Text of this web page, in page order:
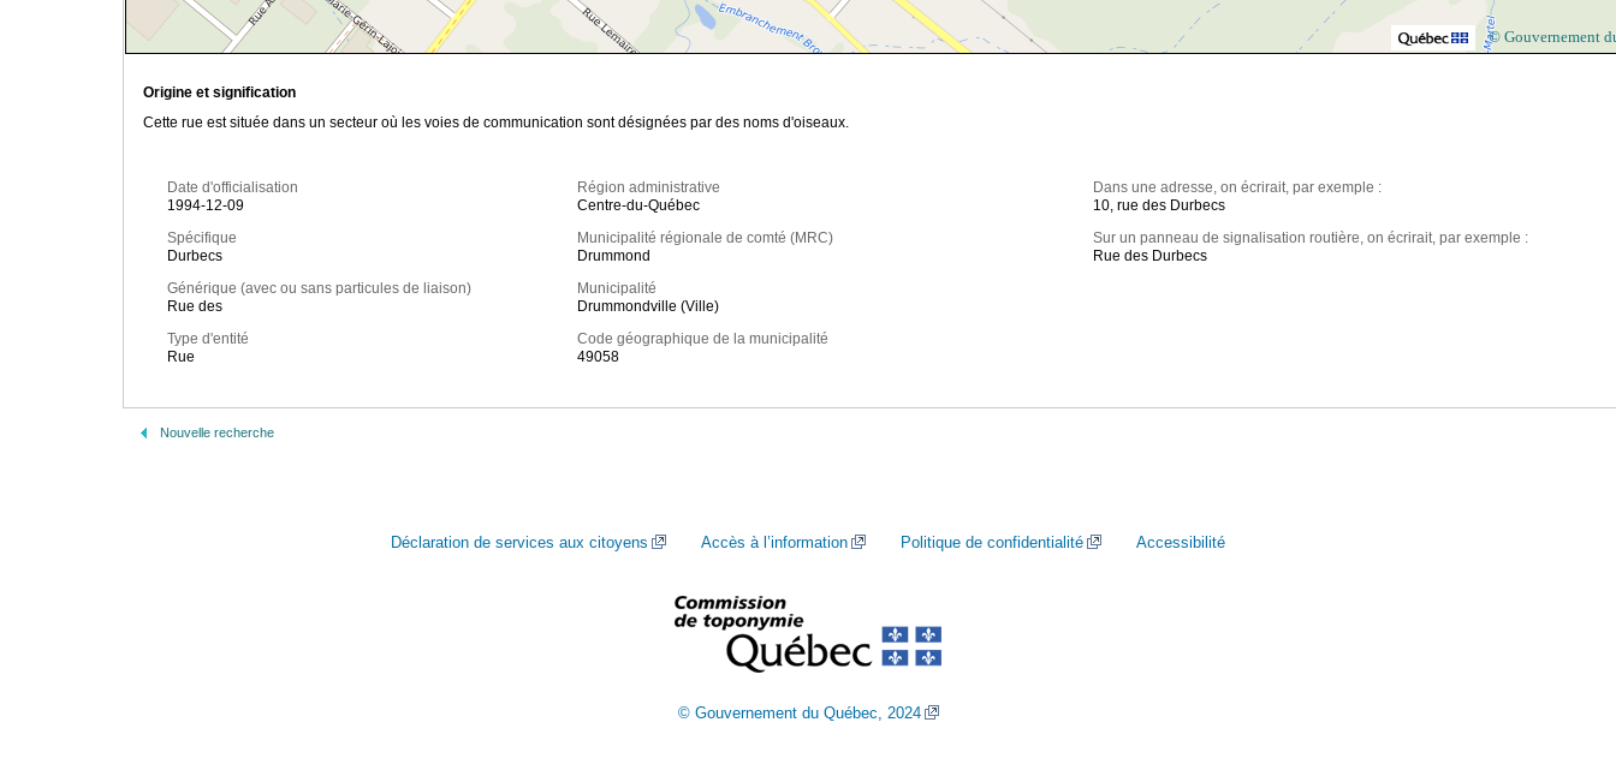
© Gouvernement
Origine et signification
Cette rue est située dans un secteur où les voies de communication sont désignées par des noms d'oiseaux.
Date d'officialisation
1994-12-09
Spécifique
Durbecs
Générique (avec ou sans particules de liaison)
Rue des
Type d'entité
Rue
Région administrative
Centre-du-Québec
Municipalité régionale de comté (MRC)
Drummond
Municipalité
Drummondville (Ville)
Code géographique de la municipalité
49058
Dans une adresse, on écrirait, par exemple :
10, rue des Durbecs
Sur un panneau de signalisation routière, on écrirait, par exemple :
Rue des Durbecs
Nouvelle recherche
Déclaration de services aux citoyens Accès à l’information Politique de confidentialité Accessibilité
© Gouvernement du Québec, 2024